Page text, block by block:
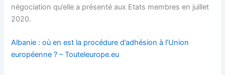
négociation qu’elle a présenté aux Etats membres en juillet
2020.
Albanie : où en est la procédure d’adhésion à l’Union
européenne ? – Touteleurope.eu